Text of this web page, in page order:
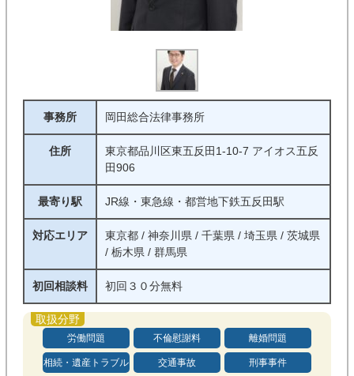
事務所 岡田総合法律事務所
住所
東京都品川区東五反田1-10-7 アイオス五反
田906
最寄り駅 JR線・東急線・都営地下鉄五反田駅
対応エリア
東京都 / 神奈川県 / 千葉県 / 埼玉県 / 茨城県
/ 栃木県 / 群馬県
初回相談料 初回３０分無料
労働問題 不倫慰謝料 離婚問題
相続・遺産トラブル 交通事故 刑事事件